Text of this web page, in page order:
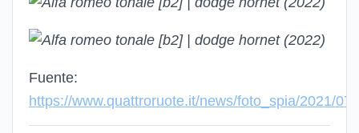
Fuente:
https://www.quattroruote.it/news/foto_spia/2021/